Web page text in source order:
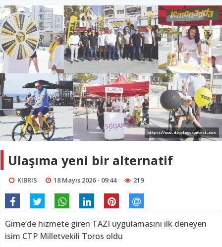
Ulaşıma yeni bir alternatif
KIBRIS 18 Mayıs 2026 - 09:44 219
Girne’de hizmete giren TAZI uygulamasını ilk deneyen
isim CTP Milletvekili Toros oldu